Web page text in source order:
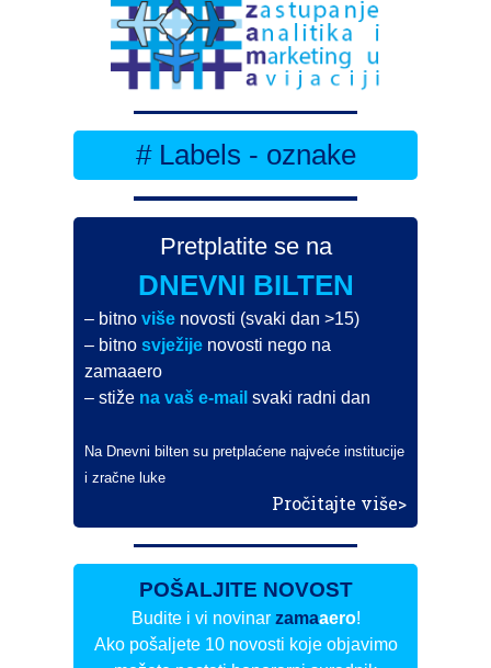
# Labels - oznake
Pretplatite se na
DNEVNI BILTEN
– bitnoviše novosti (svaki dan >15)
– bitnosvježije novosti nego na
zamaaero
– stiže na vaš e-mail svaki radni dan
Na Dnevni bilten su pretplaćene najveće institucije
i zračne luke
Pročitajte više>
POŠALJITE NOVOST
Budite i vi novinar zamaaero!
Ako pošaljete 10 novosti koje objavimo